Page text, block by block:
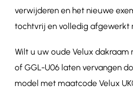
verwijderen en het nieuwe
tochtvrij en volledig afgewerkt
Wilt u uw oude Velux dakraam
of GGL-U06 laten vervangen
model met maatcode Velux